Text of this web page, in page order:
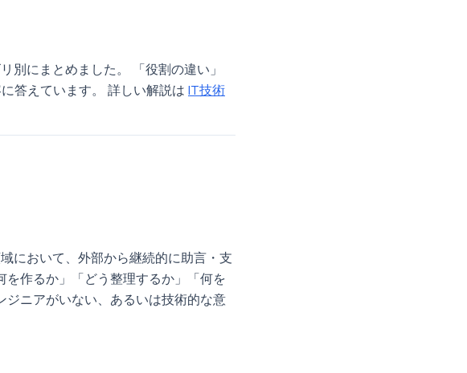
別にまとめました。 「役割の違い」
答えています。 詳しい解説は IT技術
において、外部から継続的に助言・支
作るか」「どう整理するか」「何を
ニアがいない、あるいは技術的な意